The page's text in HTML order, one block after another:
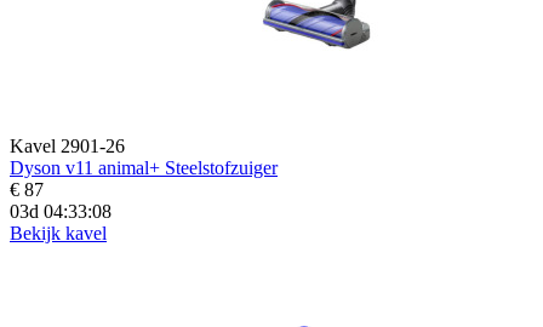
Kavel 2901-26
Dyson v11 animal+ Steelstofzuiger
€ 87
03d 04:33:06
Bekijk kavel